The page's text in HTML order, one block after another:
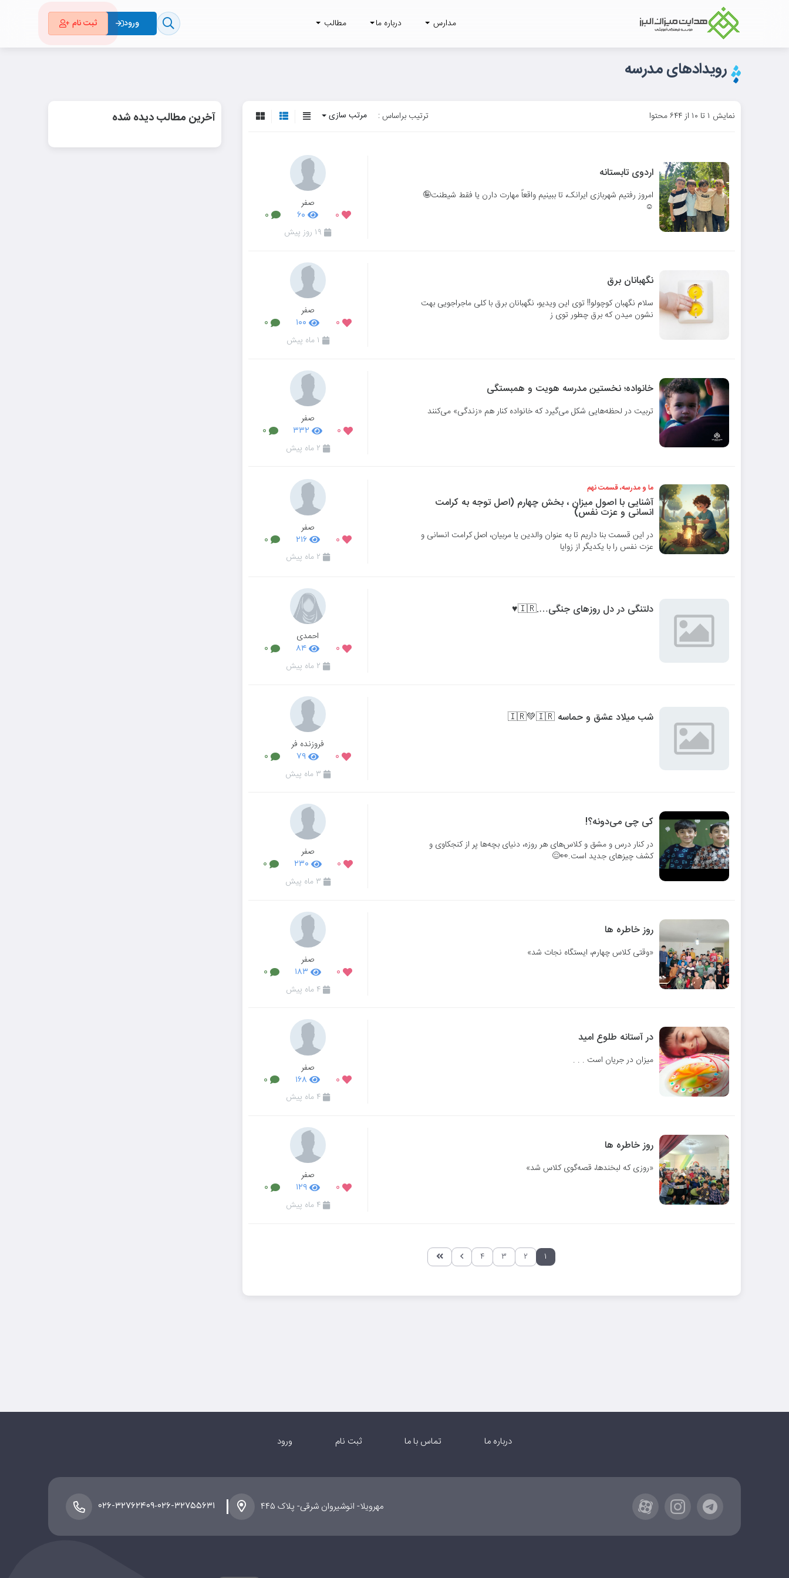
مدارس درباره ما مطالب ورود ثبت نام
رویدادهای مدرسه
نمایش ۱ تا ۱۰ از ۶۴۴ محتوا ترتیب براساس : مرتب سازی
اردوی تابستانه
امروز رفتیم شهربازی ایرانک، تا ببینیم واقعاً مهارت دارن یا فقط شیطنت🤪
☺️
صفر
۰ ۶۰ ۰
۱۹ روز پیش
نگهبانان برق
سلام نگهبان کوچولو!! توی این ویدیو، نگهبانان برق با کلی ماجراجویی بهت
نشون میدن که برق چطور توی ز
صفر
۰ ۱۰۰ ۰
۱ ماه پیش
خانواده؛ نخستین مدرسه هویت و همبستگی
تربیت در لحظه‌هایی شکل می‌گیرد که خانواده کنار هم «زندگی» می‌کنند
صفر
۰ ۳۳۲ ۰
۲ ماه پیش
ما و مدرسه، قسمت نهم
آشنایی با اصول میزان ، بخش چهارم (اصل توجه به کرامت
انسانی و عزت نفس)
در این قسمت بنا داریم تا به عنوان والدین یا مربیان، اصل کرامت انسانی و
عزت نفس را با یکدیگر از زوایا
صفر
۰ ۲۱۶ ۰
۲ ماه پیش
دلتنگی در دل روزهای جنگی….🇮🇷♥️
احمدی
۰ ۸۴ ۰
۲ ماه پیش
شب میلاد عشق و حماسه 🇮🇷💚🇮🇷
فروزنده فر
۰ ۷۹ ۰
۳ ماه پیش
کی چی می‌دونه؟!
در کنار درس و مشق و کلاس‌های هر روزه، دنیای بچه‌ها پر از کنجکاوی و
کشف چیزهای جدید است.👀😌
صفر
۰ ۲۳۰ ۰
۳ ماه پیش
روز خاطره ها
«وقتی کلاس چهارم، ایستگاه نجات شد»
صفر
۰ ۱۸۳ ۰
۴ ماه پیش
در آستانه طلوع امید
میزان در جریان است . . .
صفر
۰ ۱۶۸ ۰
۴ ماه پیش
روز خاطره ها
«روزی که لبخندها، قصه‌گوی کلاس شد»
صفر
۰ ۱۲۹ ۰
۴ ماه پیش
۱ ۲ ۳ ۴
آخرین مطالب دیده شده
درباره ما تماس با ما ثبت نام ورود
مهرویلا- انوشیروان شرقی- پلاک ۴۴۵ ۰۲۶-۳۲۷۵۵۶۳۱-۰۲۶-۳۲۷۶۲۴۰۹